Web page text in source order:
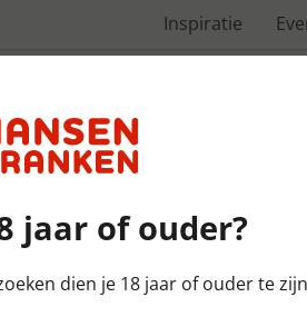
Inspiratie
jaar of ouder?
dien je 18 jaar of ouder te